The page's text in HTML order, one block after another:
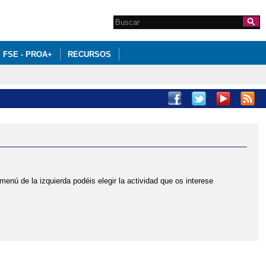
Formulario de
búsqueda
Search this site
FSE - PROA+ RECURSOS
de la izquierda podéis elegir la actividad que os interese